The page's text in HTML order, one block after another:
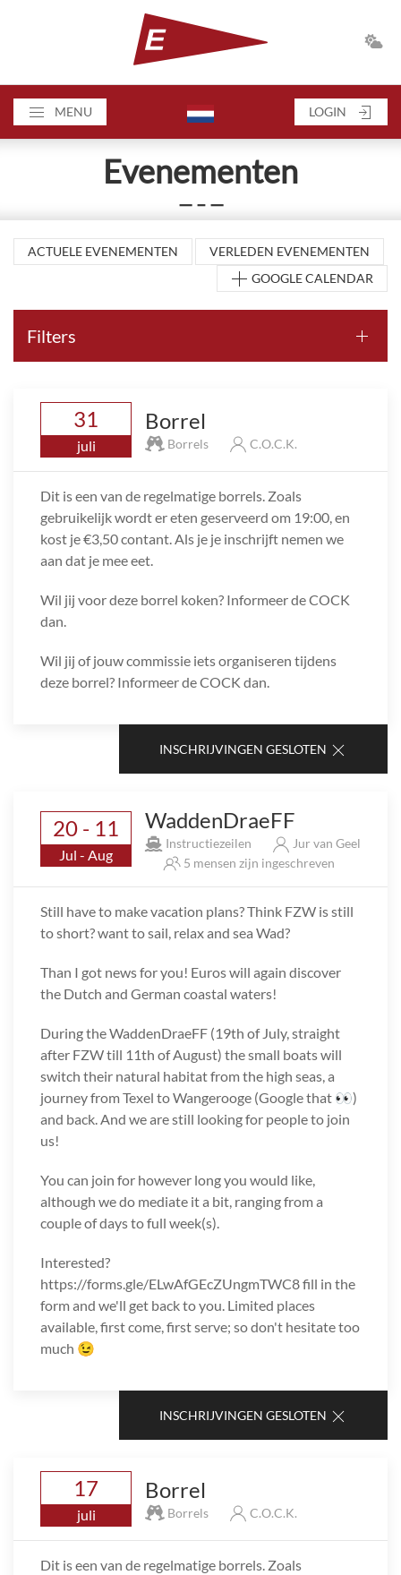
MENU LOGIN
Evenementen
— – —
ACTUELE EVENEMENTEN
VERLEDEN EVENEMENTEN
GOOGLE CALENDAR
Filters
31
juli
Borrel
Borrels C.O.C.K.
Dit is een van de regelmatige borrels. Zoals
gebruikelijk wordt er eten geserveerd om 19:00, en
kost je €3,50 contant. Als je je inschrijft nemen we
aan dat je mee eet.
Wil jij voor deze borrel koken? Informeer de COCK
dan.
Wil jij of jouw commissie iets organiseren tijdens
deze borrel? Informeer de COCK dan.
INSCHRIJVINGEN GESLOTEN
20 - 11
Jul - Aug
WaddenDraeFF
Instructiezeilen
Jur van Geel
5 mensen zijn ingeschreven
Still have to make vacation plans? Think FZW is still
to short? want to sail, relax and sea Wad?
Than I got news for you! Euros will again discover
the Dutch and German coastal waters!
During the WaddenDraeFF (19th of July, straight
after FZW till 11th of August) the small boats will
switch their natural habitat from the high seas, a
journey from Texel to Wangerooge (Google that 👀)
and back. And we are still looking for people to join
us!
You can join for however long you would like,
although we do mediate it a bit, ranging from a
couple of days to full week(s).
Interested?
https://forms.gle/ELwAfGEcZUngmTWC8 fill in the
form and we'll get back to you. Limited places
available, first come, first serve; so don't hesitate too
much 😉
INSCHRIJVINGEN GESLOTEN
17
juli
Borrel
Borrels C.O.C.K.
Dit is een van de regelmatige borrels. Zoals